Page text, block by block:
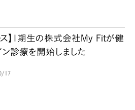
ス】1期生の株式会社My Fitが健
診療を開始しました
17